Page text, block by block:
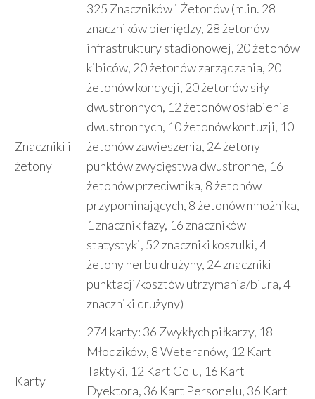
Znaczniki i
żetony
325 Znaczników i Żetonów (m.in. 28
znaczników pieniędzy, 28 żetonów
infrastruktury stadionowej, 20 żetonów
kibiców, 20 żetonów zarządzania, 20
żetonów kondycji, 20 żetonów siły
dwustronnych, 12 żetonów osłabienia
dwustronnych, 10 żetonów kontuzji, 10
żetonów zawieszenia, 24 żetony
punktów zwycięstwa dwustronne, 16
żetonów przeciwnika, 8 żetonów
przypominających, 8 żetonów mnożnika,
1 znacznik fazy, 16 znaczników
statystyki, 52 znaczniki koszulki, 4
żetony herbu drużyny, 24 znaczniki
punktacji/kosztów utrzymania/biura, 4
znaczniki drużyny)
Karty
274 karty: 36 Zwykłych piłkarzy, 18
Młodzików, 8 Weteranów, 12 Kart
Taktyki, 12 Kart Celu, 16 Kart
Dyektora, 36 Kart Personelu, 36 Kart